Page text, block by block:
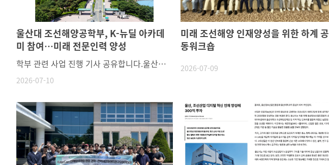
울산대 조선해양공학부, K-뉴딜 아카데
미 참여…미래 전문인력 양성
2026-07-10
학부 관련 사업 진행 기사 공유합니다.울산대 조선해양공학부, K-뉴딜 아카데미 참여…미래 전문인력 양성 :: 공감언론 뉴시스 ::
미래 조선해양 인재양성을 위한 하계 공
동워크숍
2026-07-09